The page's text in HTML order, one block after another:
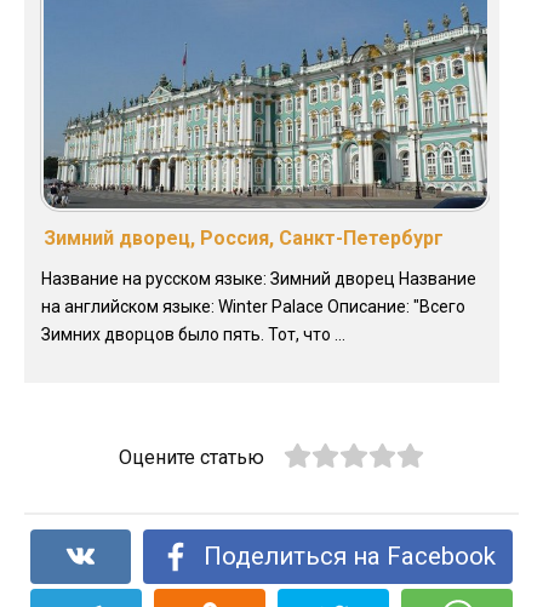
Зимний дворец, Россия, Санкт-Петербург
Название на русском языке: Зимний дворец Название
на английском языке: Winter Palace Описание: "Всего
Зимних дворцов было пять. Тот, что ...
Оцените статью
Поделиться на Facebook